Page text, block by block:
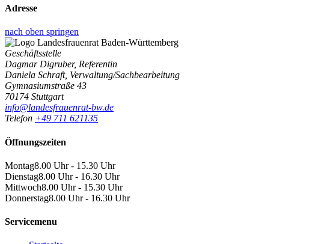
Adresse
nach oben springen
Geschäftsstelle
Dagmar Digruber, Referentin
Daniela Schraft, Verwaltung/Sachbearbeitung
Gymnasiumstraße 43
70174 Stuttgart
info@landesfrauenrat-bw.de
Telefon +49 711 621135
Öffnungszeiten
Montag8.00 Uhr - 15.30 Uhr
Dienstag8.00 Uhr - 16.30 Uhr
Mittwoch8.00 Uhr - 15.30 Uhr
Donnerstag8.00 Uhr - 16.30 Uhr
Servicemenu